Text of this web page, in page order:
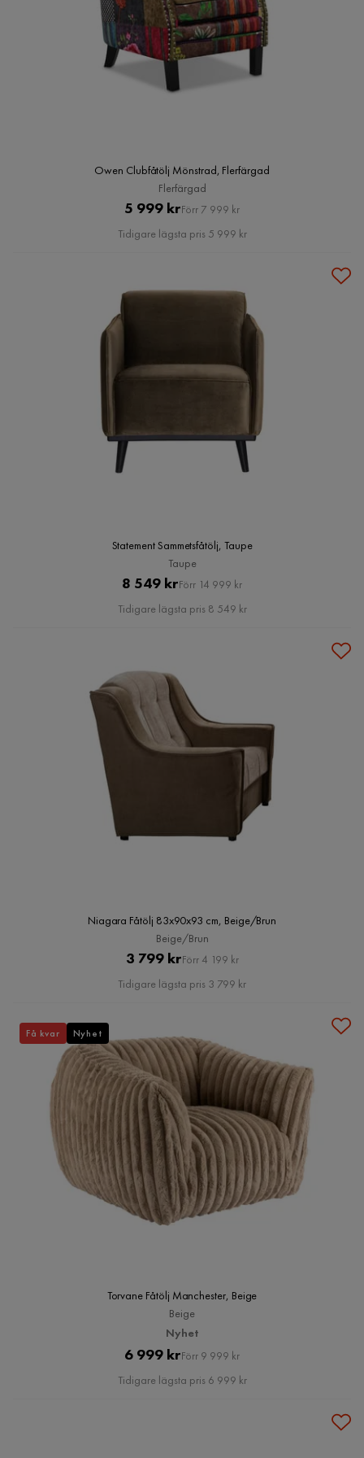
Owen Clubfåtölj Mönstrad, Flerfärgad
Flerfärgad
Pris
5 999 krOriginal
Pris
Förr 7 999 kr
Tidigare lägsta pris 5 999 kr
Statement Sammetsfåtölj, Taupe
Taupe
Pris
8 549 krOriginal
Pris
Förr 14 999 kr
Tidigare lägsta pris 8 549 kr
Niagara Fåtölj 83x90x93 cm, Beige/Brun
Beige/Brun
Pris
3 799 krOriginal
Pris
Förr 4 199 kr
Tidigare lägsta pris 3 799 kr
Torvane Fåtölj Manchester, Beige
Beige
Nyhet
Pris
6 999 krOriginal
Pris
Förr 9 999 kr
Tidigare lägsta pris 6 999 kr
Få kvar Nyhet